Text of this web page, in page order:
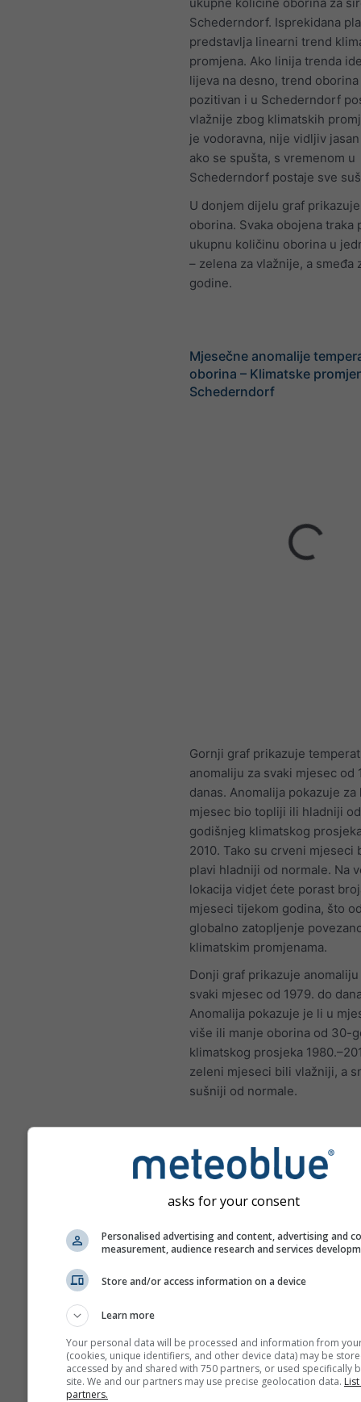
Schederndorf. Isprekidana
predstavlja linearni trend
promjena. Ako linija trenda
lijeva na desno, trend
pozitivan i u Schederndorf
vlažnije zbog klimatskih
je vodoravna, nije vidljiv
ako se spušta, s vremenom u
Schederndorf postaje sve
U donjem dijelu graf
oborina. Svaka obojena traka
ukupnu količinu oborina u
– zelena za vlažnije, a smeđa
godine.
Mjesečne anomalije
oborina – Klimatske
Schederndorf
Gornji graf prikazuje
anomaliju za svaki mjesec od
danas. Anomalija pokazuje
mjesec bio topliji ili hladniji
godišnjeg klimatskog
2010. Tako su crveni mjeseci
plavi hladniji od normale. Na
lokacija vidjet ćete porast
mjeseci tijekom godina, što
globalno zatopljenje
klimatskim promjenama.
Donji graf prikazuje
svaki mjesec od 1979. do
Anomalija pokazuje je li u
više ili manje oborina od 30-
klimatskog prosjeka
zeleni mjeseci bili vlažniji, a
sušniji od normale.
Klimatske promjene –
anomalija temperature i
mjesecima
Mjesec
asks for your consent
Personalised advertising and content, advertising and
measurement, audience research and services
Store and/or access information on a device
Learn more
Your personal data will be processed and information from
(cookies, unique identifiers, and other device data) may be
accessed by and shared with 750 partners, or used specifically
site. We and our partners may use precise geolocation data.
partners.